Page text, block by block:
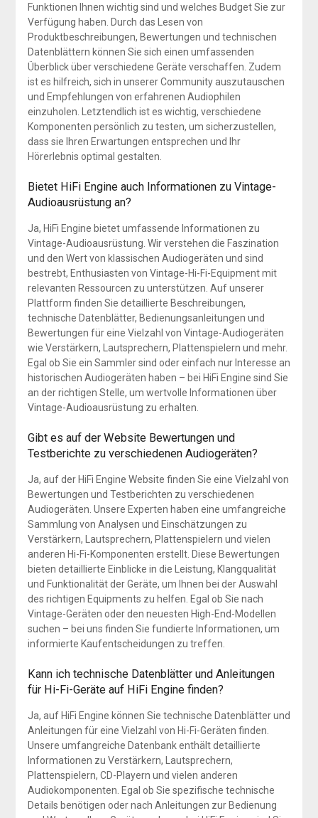
Funktionen Ihnen wichtig sind und welches Budget Sie zur
Verfügung haben. Durch das Lesen von
Produktbeschreibungen, Bewertungen und technischen
Datenblättern können Sie sich einen umfassenden
Überblick über verschiedene Geräte verschaffen. Zudem
ist es hilfreich, sich in unserer Community auszutauschen
und Empfehlungen von erfahrenen Audiophilen
einzuholen. Letztendlich ist es wichtig, verschiedene
Komponenten persönlich zu testen, um sicherzustellen,
dass sie Ihren Erwartungen entsprechen und Ihr
Hörerlebnis optimal gestalten.
Bietet HiFi Engine auch Informationen zu Vintage-
Audioausrüstung an?
Ja, HiFi Engine bietet umfassende Informationen zu
Vintage-Audioausrüstung. Wir verstehen die Faszination
und den Wert von klassischen Audiogeräten und sind
bestrebt, Enthusiasten von Vintage-Hi-Fi-Equipment mit
relevanten Ressourcen zu unterstützen. Auf unserer
Plattform finden Sie detaillierte Beschreibungen,
technische Datenblätter, Bedienungsanleitungen und
Bewertungen für eine Vielzahl von Vintage-Audiogeräten
wie Verstärkern, Lautsprechern, Plattenspielern und mehr.
Egal ob Sie ein Sammler sind oder einfach nur Interesse an
historischen Audiogeräten haben – bei HiFi Engine sind Sie
an der richtigen Stelle, um wertvolle Informationen über
Vintage-Audioausrüstung zu erhalten.
Gibt es auf der Website Bewertungen und
Testberichte zu verschiedenen Audiogeräten?
Ja, auf der HiFi Engine Website finden Sie eine Vielzahl von
Bewertungen und Testberichten zu verschiedenen
Audiogeräten. Unsere Experten haben eine umfangreiche
Sammlung von Analysen und Einschätzungen zu
Verstärkern, Lautsprechern, Plattenspielern und vielen
anderen Hi-Fi-Komponenten erstellt. Diese Bewertungen
bieten detaillierte Einblicke in die Leistung, Klangqualität
und Funktionalität der Geräte, um Ihnen bei der Auswahl
des richtigen Equipments zu helfen. Egal ob Sie nach
Vintage-Geräten oder den neuesten High-End-Modellen
suchen – bei uns finden Sie fundierte Informationen, um
informierte Kaufentscheidungen zu treffen.
Kann ich technische Datenblätter und Anleitungen
für Hi-Fi-Geräte auf HiFi Engine finden?
Ja, auf HiFi Engine können Sie technische Datenblätter und
Anleitungen für eine Vielzahl von Hi-Fi-Geräten finden.
Unsere umfangreiche Datenbank enthält detaillierte
Informationen zu Verstärkern, Lautsprechern,
Plattenspielern, CD-Playern und vielen anderen
Audiokomponenten. Egal ob Sie spezifische technische
Details benötigen oder nach Anleitungen zur Bedienung